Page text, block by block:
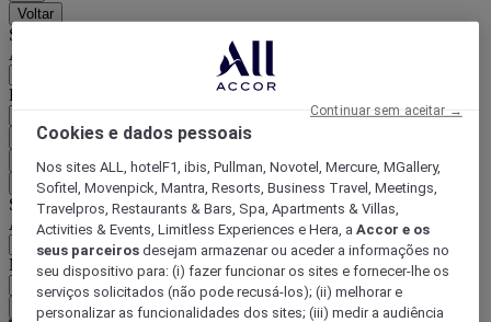
Voltar
Selecione o seu país e idioma abaixo
Área geográfica
País/região-idioma
Confirmar o meu país e idioma
EUR (€)
Voltar
Selecione a moeda abaixo
Área geográfica
Moeda
Confirmar a moeda
Cookies e dados pessoais
Nos sites ALL, hotelF1, ibis, Pullman, Novotel, Mercure, MGallery,
Sofitel, Movenpick, Mantra, Resorts, Business Travel, Meetings,
Travelpros, Restaurants & Bars, Spa, Apartments & Villas,
Activities & Events, Limitless Experiences e Hera, aAccor e os
seus parceirosdesejam armazenar ou aceder a informações no
seu dispositivo para: (i) fazer funcionar os sites e fornecer-lhe os
serviços solicitados (não pode recusá-los); (ii) melhorar e
personalizar as funcionalidades dos sites; (iii) medir a audiência
Continuar sem aceitar →